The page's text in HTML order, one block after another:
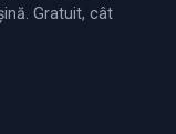
Gratuit, cât